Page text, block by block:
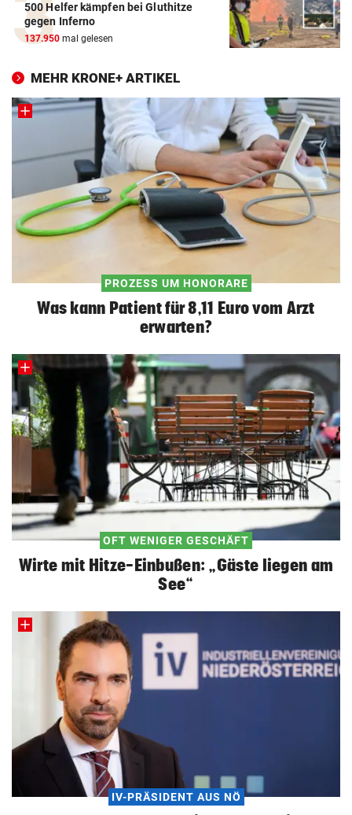
500 Helfer kämpfen bei Gluthitze
gegen Inferno
137.950 mal gelesen
MEHR KRONE+ ARTIKEL
PROZESS UM HONORARE
Was kann Patient für 8,11 Euro vom Arzt
erwarten?
OFT WENIGER GESCHÄFT
Wirte mit Hitze-Einbußen: „Gäste liegen am
See“
IV-PRÄSIDENT AUS NÖ